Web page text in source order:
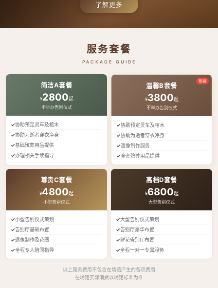
了解更多
服务套餐
PACKAGE GUIDE
简洁A套餐
¥2800起
不举办告别仪式
协助预定灵车及棺木
协助为逝者穿衣净身
基础殡葬用品提供
办理相关手续指导
热销
温馨B套餐
¥3800起
不举办告别仪式
协助预定灵车及棺木
协助为逝者穿衣净身
遗像制作服务
全套殡葬用品提供
尊贵C套餐
¥4800起
小型告别仪式
小型告别仪式策划
告别厅基础布置
遗像制作及花圈
全程专人陪同指导
高档D套餐
¥6800起
大型告别仪式
大型告别仪式策划
告别厅豪华布置
鲜花告别厅布置
全程一对一专属服务
以上服务费用不包含在场馆产生的各项费用
在场馆实际消费以场馆标准为准